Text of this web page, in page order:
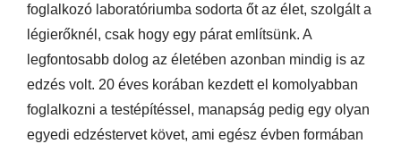
foglalkozó laboratóriumba sodorta őt az élet, szolgált a
légierőknél, csak hogy egy párat említsünk. A
legfontosabb dolog az életében azonban mindig is az
edzés volt. 20 éves korában kezdett el komolyabban
foglalkozni a testépítéssel, manapság pedig egy olyan
egyedi edzéstervet követ, ami egész évben formában